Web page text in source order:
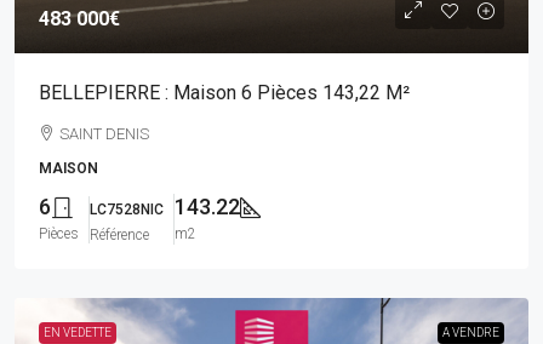
483 000€
BELLEPIERRE : Maison 6 Pièces 143,22 M²
SAINT DENIS
MAISON
6
Pièces
LC7528NIC
Référence
143.22
m2
EN VEDETTE A VENDRE